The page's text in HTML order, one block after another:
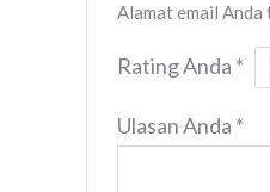
Alamat email Anda
Rating Anda *
Ulasan Anda *